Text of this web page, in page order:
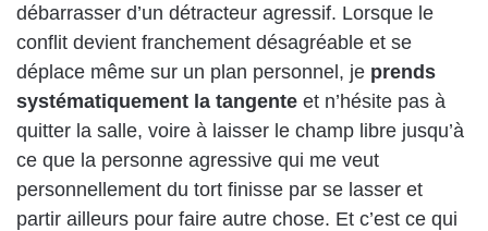
débarrasser d’un détracteur agressif. Lorsque le
conflit devient franchement désagréable et se
déplace même sur un plan personnel, je prends
systématiquement la tangente et n’hésite pas à
quitter la salle, voire à laisser le champ libre jusqu’à
ce que la personne agressive qui me veut
personnellement du tort finisse par se lasser et
partir ailleurs pour faire autre chose. Et c’est ce qui